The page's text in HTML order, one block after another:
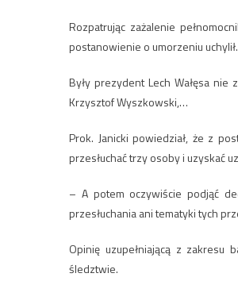
Rozpatrując zażalenie
postanowienie o umorzeniu
Były prezydent Lech Wałęsa nie
Krzysztof Wyszkowski,…
Prok. Janicki powiedział, że z
przesłuchać trzy osoby i uzyskać
– A potem oczywiście podjąć
przesłuchania ani tematyki tych
Opinię uzupełniającą z
śledztwie.